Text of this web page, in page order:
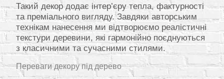
Такий декор додає інтер’єру тепла, фактурності
та преміального вигляду. Завдяки авторським
технікам нанесення ми відтворюємо реалістичні
текстури деревини, які гармонійно поєднуються
з класичними та сучасними стилями.
Переваги декору під дерево